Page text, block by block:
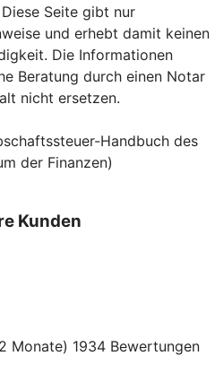
Seite gibt nur
und erhebt damit keinen
Die Informationen
Beratung durch einen Notar
nicht ersetzen.
Handbuch des
der Finanzen)
Kunden
Monate) 1934 Bewertungen